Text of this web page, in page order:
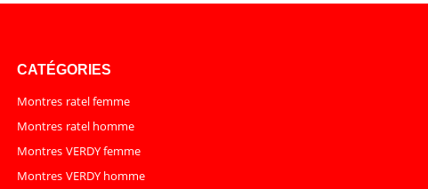
CATÉGORIES
Montres ratel femme
Montres ratel homme
Montres VERDY femme
Montres VERDY homme